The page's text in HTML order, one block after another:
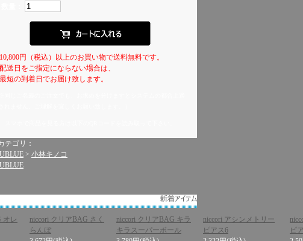
円（税込）以上のお買い物で送料無料です。
送日をご指定にならない場合は、
短の到着日でお届け致します。
テゴリ：
> 小林キノコ
オレ
niccori クリアBAG さく
らんぼ
niccori クリアBAG キラ
キラスーパーボール
niccori アシンメトリー
ピアス6
ピ